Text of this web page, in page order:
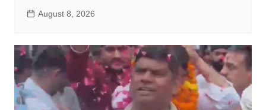
August 8, 2026